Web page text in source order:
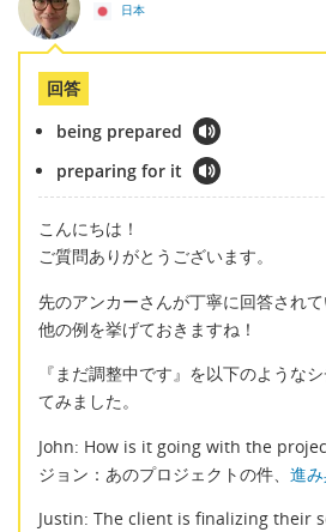
日本
回答
being prepared
preparing for it
こんにちは！
ご質問ありがとうございます。
先のアンカーさんが丁寧に回答され
他の例を挙げておきますね！
『まだ調整中です』を以下のような
てみました。
John: How is it going with the
ジョン：あのプロジェクトの件、 進
Justin: The client is finalizing their